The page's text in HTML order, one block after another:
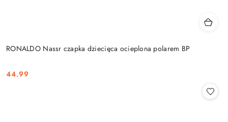
RONALDO Nassr czapka dziecięca ocieplona polarem BP
Cena:
44.99